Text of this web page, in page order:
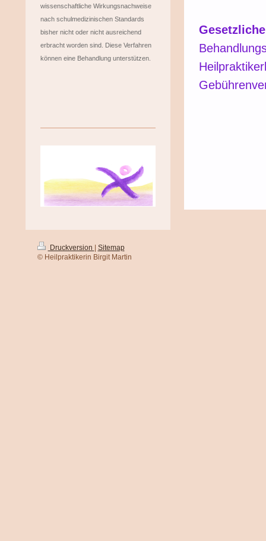
wissenschaftliche Wirkungsnachweise
nach schulmedizinischen Standards
bisher nicht oder nicht ausreichend
erbracht worden sind. Diese Verfahren
können eine Behandlung unterstützen.
Druckversion
Sitemap
© Heilpraktikerin Birgit Martin